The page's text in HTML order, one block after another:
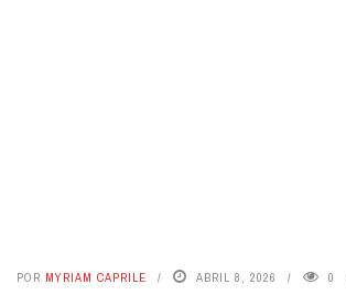
POR MYRIAM CAPRILE ABRIL 8, 2026 0